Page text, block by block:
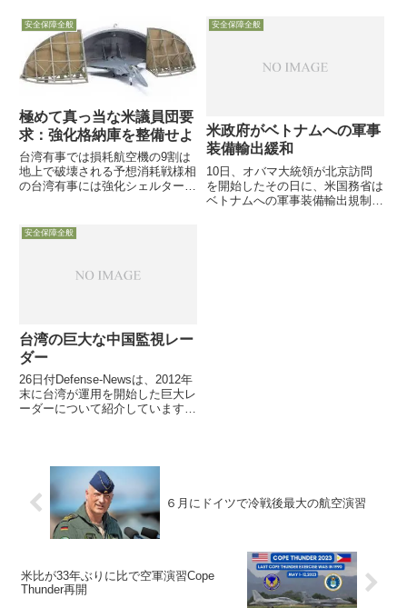
切ない」「記録は改善中」1月11
日付DefenseOne記事が、米国防
省監察官が米国からウクライナへ
の支援供給...
ン側の発表を紹介
安全保障全般
極めて真っ当な米議員団要
求：強化格納庫を整備せよ
台湾有事では損耗航空機の9割は
地上で破壊される予想消耗戦様相
の台湾有事には強化シェルター整
の惨状現状ゼロのグアムでの整備
安全保障全般
米政府がベトナムへの軍事
装備輸出緩和
10日、オバマ大統領が北京訪問
を開始したその日に、米国務省は
ベトナムへの軍事装備輸出規制を
安全保障全般
台湾の巨大な中国監視レー
ダー
26日付Defense-Newsは、2012年
末に台湾が運用を開始した巨大レ
ーダーについて紹介しています。
に止まらず情報収集用や妨害用
等々の多様な機能を
６月にドイツで冷戦後最大の航空演習
米比が33年ぶりに比で空軍演習Cope
Thunder再開